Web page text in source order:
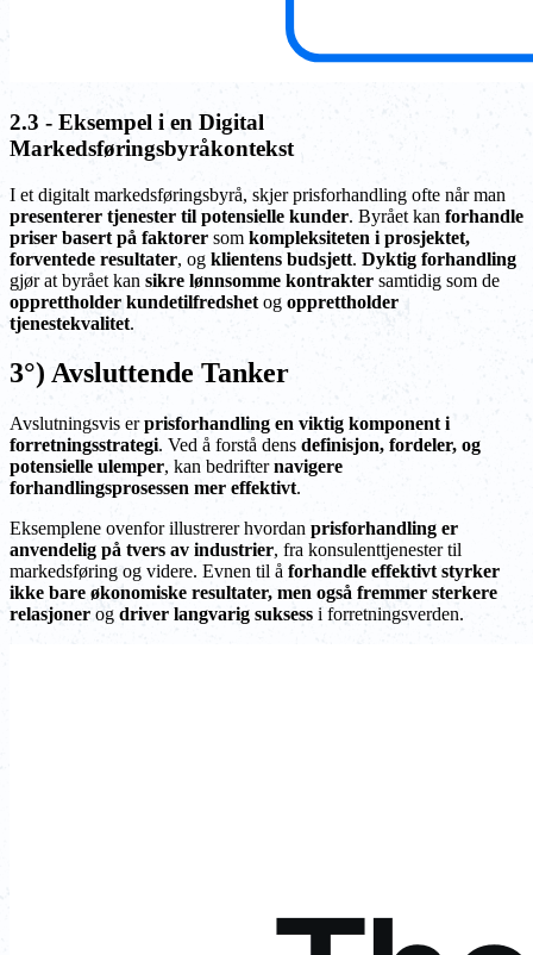
2.3 - Eksempel i en Digital
Markedsføringsbyråkontekst
I et digitalt markedsføringsbyrå, skjer prisforhandling ofte når man
presenterer tjenester til potensielle kunder. Byrået kan forhandle
priser basert på faktorer som kompleksiteten i prosjektet,
forventede resultater, og klientens budsjett. Dyktig forhandling
gjør at byrået kan sikre lønnsomme kontrakter samtidig som de
opprettholder kundetilfredshet og opprettholder
tjenestekvalitet.
3°) Avsluttende Tanker
Avslutningsvis erprisforhandling en viktig komponent i
forretningsstrategi. Ved å forstå dens definisjon, fordeler, og
potensielle ulemper, kan bedrifternavigere
forhandlingsprosessen mer effektivt.
Eksemplene ovenfor illustrerer hvordan prisforhandling er
anvendelig på tvers av industrier, fra konsulenttjenester til
markedsføring og videre. Evnen til å forhandle effektivt styrker
ikke bare økonomiske resultater, men også fremmer sterkere
relasjoner og driver langvarig suksess i forretningsverden.